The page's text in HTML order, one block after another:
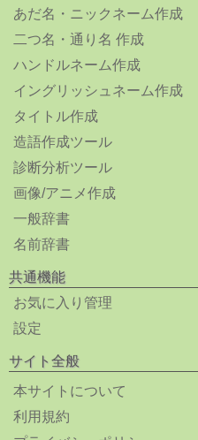
あだ名・ニックネーム作成
二つ名・通り名 作成
ハンドルネーム作成
イングリッシュネーム作成
タイトル作成
造語作成ツール
診断分析ツール
画像/アニメ作成
一般辞書
名前辞書
共通機能
お気に入り管理
設定
サイト全般
本サイトについて
利用規約